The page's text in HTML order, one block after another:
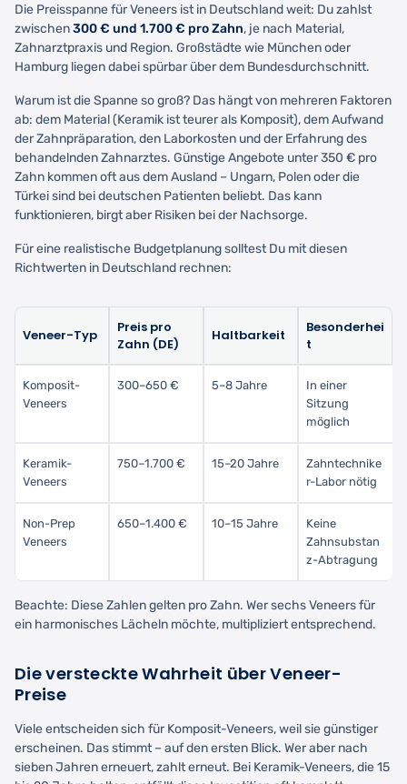
Die Preisspanne für Veneers ist in Deutschland weit: Du zahlst
zwischen300 € und 1.700 € pro Zahn, je nach Material,
Zahnarztpraxis und Region. Großstädte wie München oder
Hamburg liegen dabei spürbar über dem Bundesdurchschnitt.
Warum ist die Spanne so groß? Das hängt von mehreren Faktoren
ab: dem Material (Keramik ist teurer als Komposit), dem Aufwand
der Zahnpräparation, den Laborkosten und der Erfahrung des
behandelnden Zahnarztes. Günstige Angebote unter 350 € pro
Zahn kommen oft aus dem Ausland – Ungarn, Polen oder die
Türkei sind bei deutschen Patienten beliebt. Das kann
funktionieren, birgt aber Risiken bei der Nachsorge.
Für eine realistische Budgetplanung solltest Du mit diesen
Richtwerten in Deutschland rechnen:
Veneer-Typ
Preis pro
Zahn (DE)
Haltbarkeit
Besonderhei
t
Komposit-
Veneers
300–650 € 5–8 Jahre
In einer
Sitzung
möglich
Keramik-
Veneers
750–1.700 € 15–20 Jahre
Zahntechnike
r-Labor nötig
Non-Prep
Veneers
650–1.400 € 10–15 Jahre
Keine
Zahnsubstan
z-Abtragung
Beachte: Diese Zahlen gelten pro Zahn. Wer sechs Veneers für
ein harmonisches Lächeln möchte, multipliziert entsprechend.
Die versteckte Wahrheit über Veneer-
Preise
Viele entscheiden sich für Komposit-Veneers, weil sie günstiger
erscheinen. Das stimmt – auf den ersten Blick. Wer aber nach
sieben Jahren erneuert, zahlt erneut. Bei Keramik-Veneers, die 15